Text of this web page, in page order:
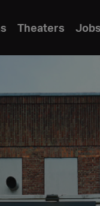
Theaters Jobs